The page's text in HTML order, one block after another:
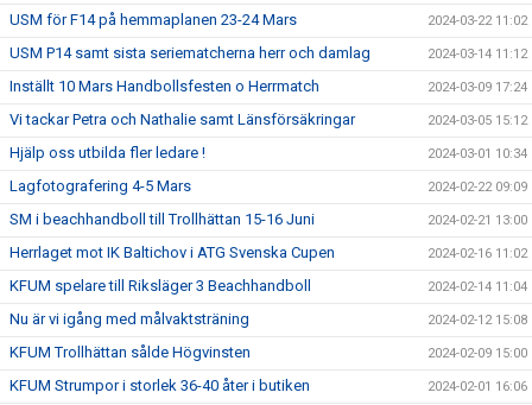
USM för F14 på hemmaplanen 23-24 Mars 2024-03-22 11:02
USM P14 samt sista seriematcherna herr och damlag 2024-03-14 11:12
Inställt 10 Mars Handbollsfesten o Herrmatch 2024-03-09 17:24
Vi tackar Petra och Nathalie samt Länsförsäkringar 2024-03-05 15:12
Hjälp oss utbilda fler ledare ! 2024-03-01 10:34
Lagfotografering 4-5 Mars 2024-02-22 09:09
SM i beachhandboll till Trollhättan 15-16 Juni 2024-02-21 13:00
Herrlaget mot IK Baltichov i ATG Svenska Cupen 2024-02-16 11:02
KFUM spelare till Riksläger 3 Beachhandboll 2024-02-14 11:04
Nu är vi igång med målvaktsträning 2024-02-12 15:08
KFUM Trollhättan sålde Högvinsten 2024-02-09 15:00
KFUM Strumpor i storlek 36-40 åter i butiken 2024-02-01 16:06